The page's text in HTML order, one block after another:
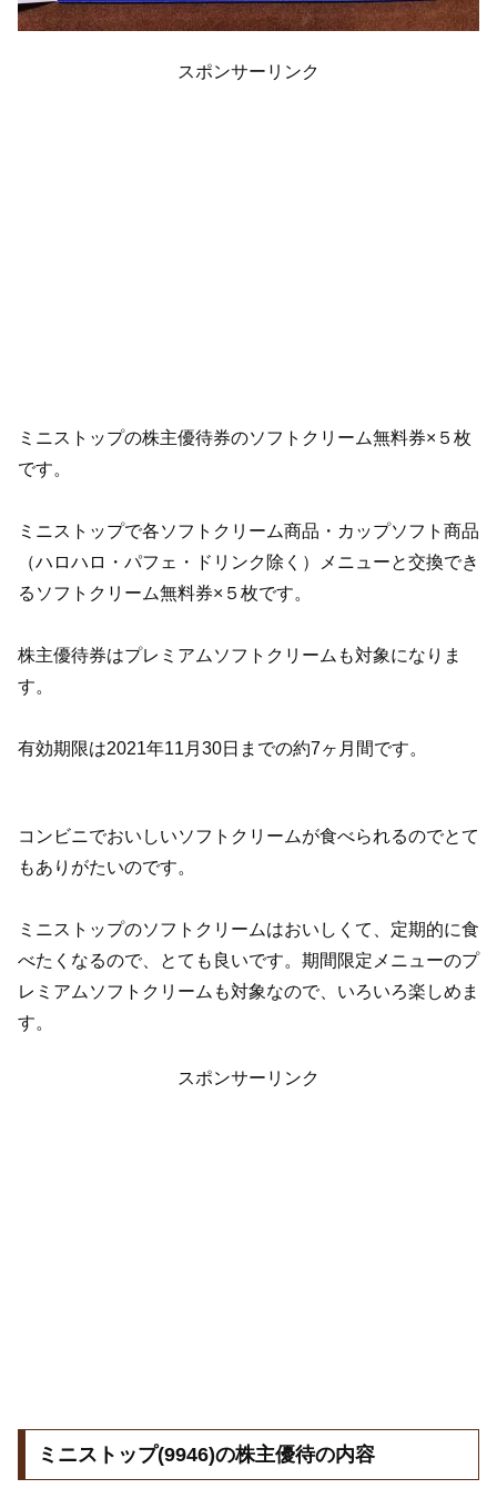
スポンサーリンク
ミニストップの株主優待券のソフトクリーム無料券×５枚
です。
ミニストップで各ソフトクリーム商品・カップソフト商品
（ハロハロ・パフェ・ドリンク除く）メニューと交換でき
るソフトクリーム無料券×５枚です。
株主優待券はプレミアムソフトクリームも対象になりま
す。
有効期限は2021年11月30日までの約7ヶ月間です。
コンビニでおいしいソフトクリームが食べられるのでとて
もありがたいのです。
ミニストップのソフトクリームはおいしくて、定期的に食
べたくなるので、とても良いです。期間限定メニューのプ
レミアムソフトクリームも対象なので、いろいろ楽しめま
す。
スポンサーリンク
ミニストップ(9946)の株主優待の内容